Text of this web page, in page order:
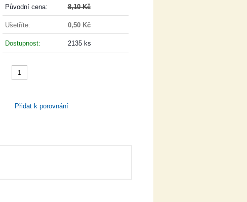
Původní cena: 8,10 Kč
Ušetříte: 0,50 Kč
dostupnost: 2135 ks
Přidat k porovnání